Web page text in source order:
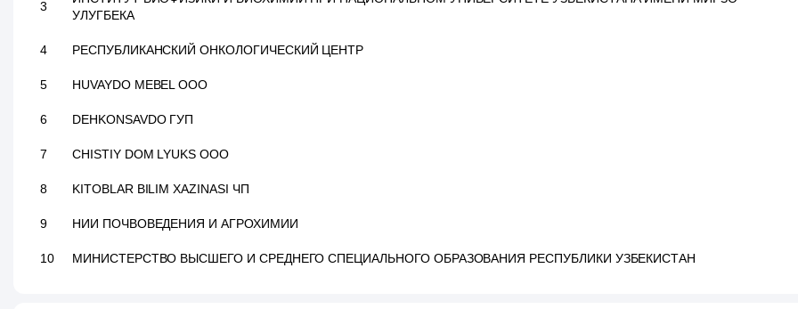
3
УЛУГБЕКА
4 РЕСПУБЛИКАНСКИЙ ОНКОЛОГИЧЕСКИЙ ЦЕНТР
5 HUVAYDO MEBEL ООО
6 DEHKONSAVDO ГУП
7 CHISTIY DOM LYUKS ООО
8 KITOBLAR BILIM XAZINASI ЧП
9 НИИ ПОЧВОВЕДЕНИЯ И АГРОХИМИИ
10 МИНИСТЕРСТВО ВЫСШЕГО И СРЕДНЕГО СПЕЦИАЛЬНОГО ОБРАЗОВАНИЯ РЕСПУБЛИКИ УЗБЕКИСТАН